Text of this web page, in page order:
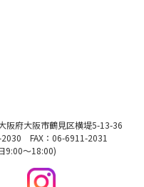
府大阪市鶴見区横堤5-13-36
FAX：06-6911-2031
9:00～18:00)